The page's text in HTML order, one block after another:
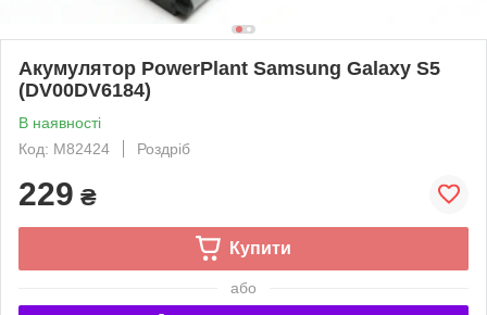
Акумулятор PowerPlant Samsung Galaxy S5
(DV00DV6184)
В наявності
Код: M82424
Роздріб
229 ₴
Купити
або